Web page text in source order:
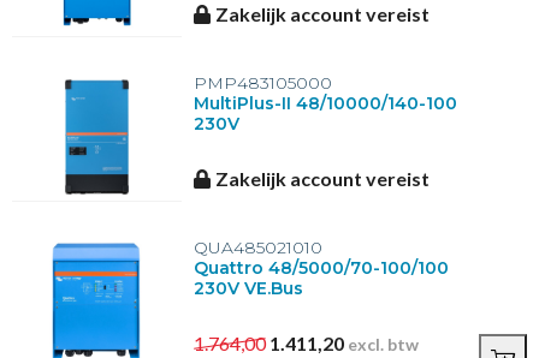
Zakelijk account vereist
PMP483105000
MultiPlus-II 48/10000/140-100
230V
Zakelijk account vereist
QUA485021010
Quattro 48/5000/70-100/100
230V VE.Bus
1.764,001.411,20 excl. btw